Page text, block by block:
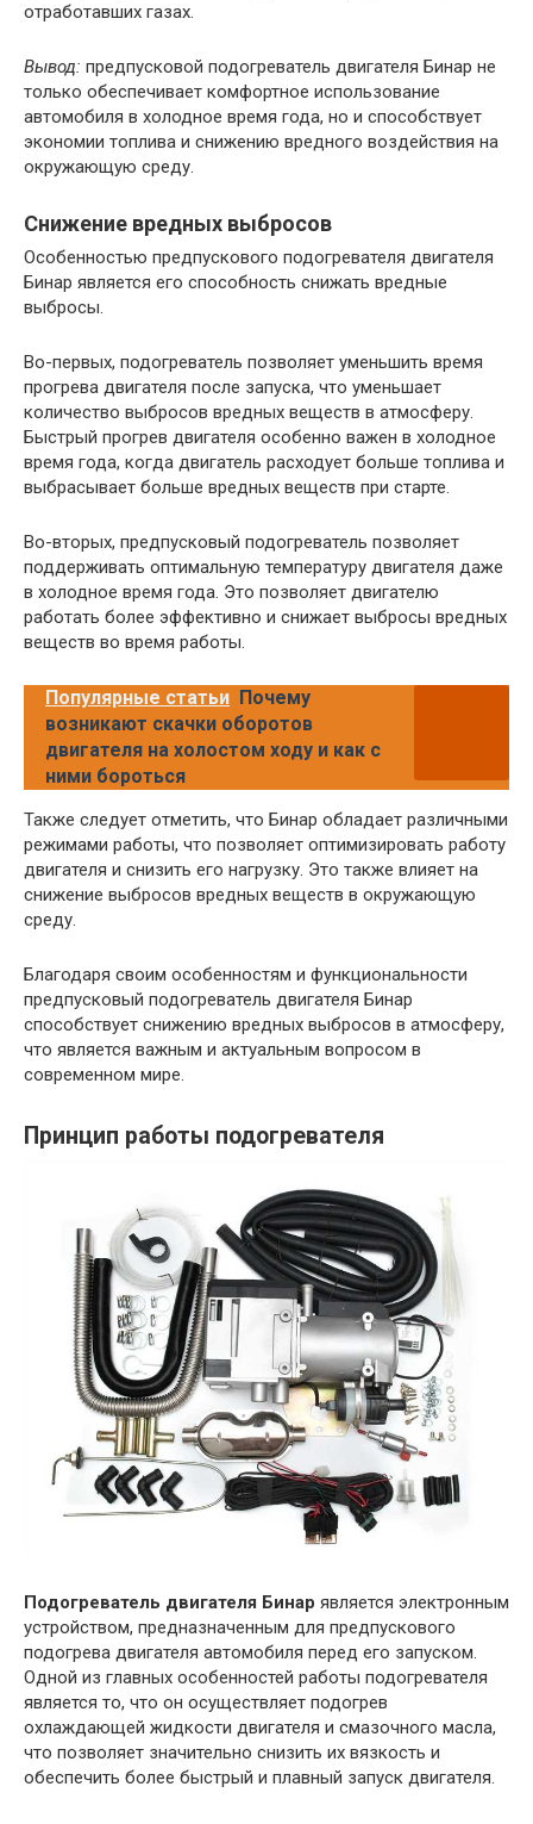
отработавших газах.
Вывод: предпусковой подогреватель двигателя Бинар не
только обеспечивает комфортное использование
автомобиля в холодное время года, но и способствует
экономии топлива и снижению вредного воздействия на
окружающую среду.
Снижение вредных выбросов
Особенностью предпускового подогревателя двигателя
Бинар является его способность снижать вредные
выбросы.
Во-первых, подогреватель позволяет уменьшить время
прогрева двигателя после запуска, что уменьшает
количество выбросов вредных веществ в атмосферу.
Быстрый прогрев двигателя особенно важен в холодное
время года, когда двигатель расходует больше топлива и
выбрасывает больше вредных веществ при старте.
Во-вторых, предпусковый подогреватель позволяет
поддерживать оптимальную температуру двигателя даже
в холодное время года. Это позволяет двигателю
работать более эффективно и снижает выбросы вредных
веществ во время работы.
Популярные статьи Почему
возникают скачки оборотов
двигателя на холостом ходу и как с
ними бороться
Также следует отметить, что Бинар обладает различными
режимами работы, что позволяет оптимизировать работу
двигателя и снизить его нагрузку. Это также влияет на
снижение выбросов вредных веществ в окружающую
среду.
Благодаря своим особенностям и функциональности
предпусковый подогреватель двигателя Бинар
способствует снижению вредных выбросов в атмосферу,
что является важным и актуальным вопросом в
современном мире.
Принцип работы подогревателя
Подогреватель двигателя Бинар является электронным
устройством, предназначенным для предпускового
подогрева двигателя автомобиля перед его запуском.
Одной из главных особенностей работы подогревателя
является то, что он осуществляет подогрев
охлаждающей жидкости двигателя и смазочного масла,
что позволяет значительно снизить их вязкость и
обеспечить более быстрый и плавный запуск двигателя.